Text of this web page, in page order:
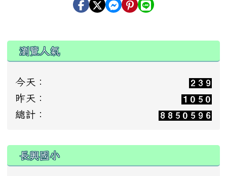
瀏覽人氣
今天：
昨天：
總計：
:::
長興國小